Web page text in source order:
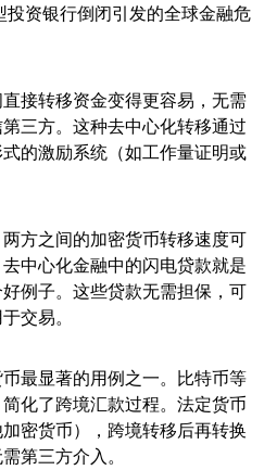
资银行倒闭引发的全球金融危
接转移资金变得更容易，无需
三方。这种去中心化转移通过
的激励系统（如工作量证明或
方之间的加密货币转移速度可
中心化金融中的闪电贷款就是
例子。这些贷款无需担保，可
交易。
最显著的用例之一。比特币等
化了跨境汇款过程。法定货币
密货币），跨境转移后再转换
第三方介入。